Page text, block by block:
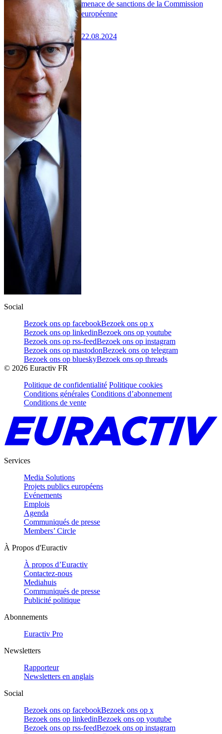
menace de sanctions de la Commission
européenne
22.08.2024
Social
Bezoek ons op facebookBezoek ons op x
Bezoek ons op linkedinBezoek ons op youtube
Bezoek ons op rss-feedBezoek ons op instagram
Bezoek ons op mastodonBezoek ons op telegram
Bezoek ons op blueskyBezoek ons op threads
© 2026 Euractiv FR
Politique de confidentialité Politique cookies
Conditions générales Conditions d’abonnement
Conditions de vente
Services
Media Solutions
Projets publics européens
Evénements
Emplois
Agenda
Communiqués de presse
Members’ Circle
À Propos d'Euractiv
À propos d’Euractiv
Contactez-nous
Mediahuis
Communiqués de presse
Publicité politique
Abonnements
Euractiv Pro
Newsletters
Rapporteur
Newsletters en anglais
Social
Bezoek ons op facebookBezoek ons op x
Bezoek ons op linkedinBezoek ons op youtube
Bezoek ons op rss-feedBezoek ons op instagram